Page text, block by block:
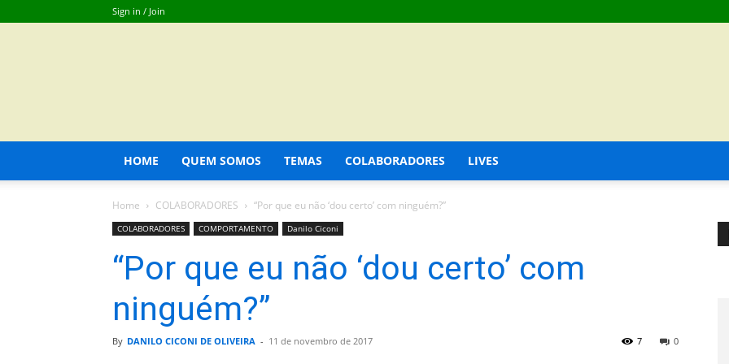
Sign in / Join
HOME QUEM SOMOS TEMAS COLABORADORES LIVES
Home COLABORADORES “Por que eu não ‘dou certo’ com ninguém?”
COLABORADORES COMPORTAMENTO Danilo Ciconi
“Por que eu não ‘dou certo’ com
ninguém?”
By DANILO CICONI DE OLIVEIRA - 11 de novembro de 2017 0
7